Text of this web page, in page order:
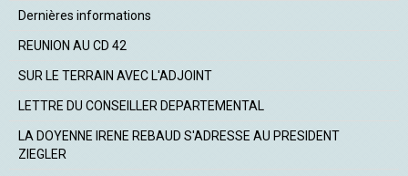
Dernières informations
REUNION AU CD 42
SUR LE TERRAIN AVEC L'ADJOINT
LETTRE DU CONSEILLER DEPARTEMENTAL
LA DOYENNE IRENE REBAUD S'ADRESSE AU PRESIDENT
ZIEGLER